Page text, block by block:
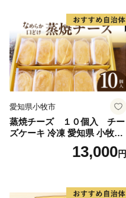
凍 愛知県 小牧市 アンプチベ
アやぐま
愛知県小牧市
蒸焼チーズ １０個入 チー
ズケーキ 冷凍 愛知県 小牧市
アンプチベアやぐま13,000円